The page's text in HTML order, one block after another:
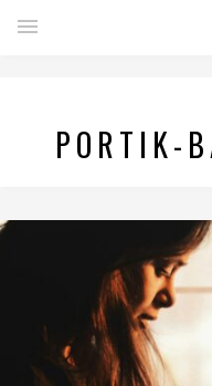
PORTIK-